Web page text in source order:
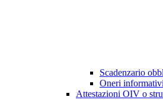
Scadenzario
Oneri
Attestazioni OIV o